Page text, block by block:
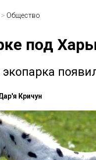
> Общество
под
Кричун